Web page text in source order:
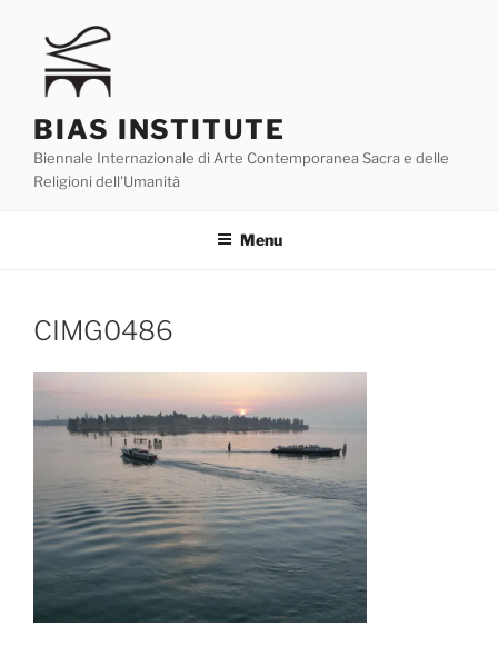
content
BIAS INSTITUTE
Biennale Internazionale di Arte Contemporanea Sacra e delle
Religioni dell'Umanità
Menu
CIMG0486